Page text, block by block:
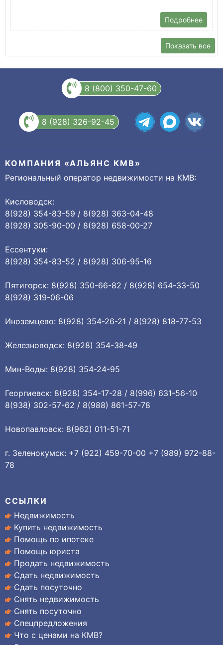
Подробнее
Показать все
8 (800) 350-47-60
8 (928) 326-92-45
КОМПАНИЯ «АЛЬЯНС КМВ»
Региональный оператор недвижимости на КМВ:
Кисловодск:
8(928) 354-83-59 / 8(928) 363-04-48
8(928) 305-90-00 / 8(928) 658-00-27
Ессентуки:
8(928) 354-83-52 / 8(928) 306-95-16
Пятигорск: 8(928) 350-66-82 / 8(928) 654-33-50
8(928) 319-06-06
Иноземцево: 8(928) 354-26-21 / 8(928) 818-77-53
Железноводск: 8(928) 354-38-49
Мин-Воды: 8(928) 354-24-95
Георгиевск: 8(928) 354-17-28 / 8(996) 631-56-10
8(938) 302-57-62 / 8(988) 861-57-78
Новопавловск: 8(962) 011-51-71
г. Зеленокумск: +7 (922) 459-70-00 +7 (989) 972-88-
78
ССЫЛКИ
Недвижимость
Купить недвижимость
Помощь по ипотеке
Помощь юриста
Продать недвижимость
Сдать недвижимость
Сдать посуточно
Снять недвижимость
Снять посуточно
Спецпредложения
Что с ценами на КМВ?